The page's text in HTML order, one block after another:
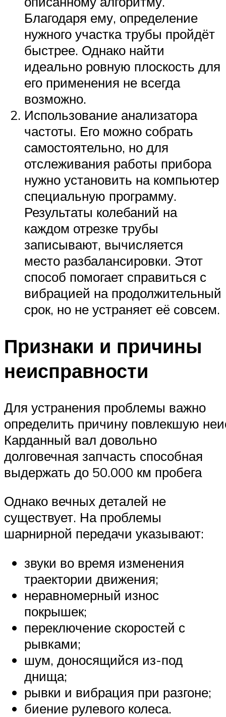
Благодаря ему, определение
нужного участка трубы пройдёт
быстрее. Однако найти
идеально ровную плоскость для
его применения не всегда
возможно.
Использование анализатора
частоты. Его можно собрать
самостоятельно, но для
отслеживания работы прибора
нужно установить на компьютер
специальную программу.
Результаты колебаний на
каждом отрезке трубы
записывают, вычисляется
место разбалансировки. Этот
способ помогает справиться с
вибрацией на продолжительный
срок, но не устраняет её совсем.
Признаки и причины
неисправности
Для устранения проблемы важно
определить причину повлекшую
Карданный вал довольно
долговечная запчасть способная
выдержать до 50.000 км пробега
Однако вечных деталей не
существует. На проблемы
шарнирной передачи указывают:
звуки во время изменения
траектории движения;
неравномерный износ
покрышек;
переключение скоростей с
рывками;
шум, доносящийся из-под
днища;
рывки и вибрация при разгоне;
биение рулевого колеса.